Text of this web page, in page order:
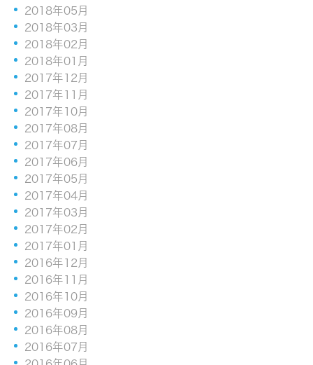
2018年05月
2018年03月
2018年02月
2018年01月
2017年12月
2017年11月
2017年10月
2017年08月
2017年07月
2017年06月
2017年05月
2017年04月
2017年03月
2017年02月
2017年01月
2016年12月
2016年11月
2016年10月
2016年09月
2016年08月
2016年07月